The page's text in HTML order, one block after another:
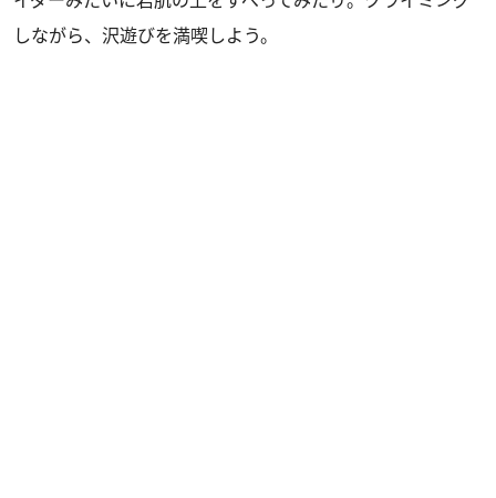
しながら、沢遊びを満喫しよう。